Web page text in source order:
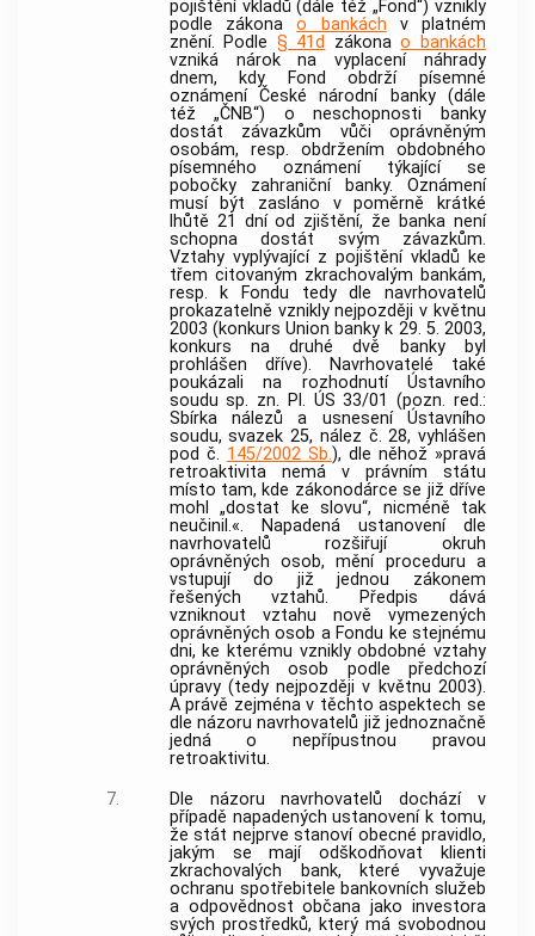
pojištění vkladů (dále též „Fond“) vznikly
podle zákonao bankách v platném
znění. Podle § 41d zákonao bankách
vzniká nárok na vyplacení náhrady
dnem, kdy Fond obdrží písemné
oznámení České národní
banky(dále
též „ČNB“) o neschopnosti
banky
dostát závazkům vůči oprávněným
osobám, resp. obdržením obdobného
písemného oznámení týkající se
pobočky zahraniční
banky. Oznámení
musí být zasláno v poměrně krátké
lhůtě 21 dní od zjištění, že banka není
schopna dostát svým závazkům.
Vztahy vyplývající z pojištění vkladů ke
třem citovaným zkrachovalým bankám,
resp. k Fondu tedy dle navrhovatelů
prokazatelně vznikly nejpozději v květnu
2003 (konkurs Union banky k 29. 5. 2003,
konkurs na druhé dvě
bankybyl
prohlášen dříve). Navrhovatelé také
poukázali na rozhodnutí Ústavního
soudu sp. zn. Pl. ÚS 33/01 (pozn. red.:
Sbírka nálezů a usnesení Ústavního
soudu, svazek 25, nález č. 28, vyhlášen
pod č. 145/2002 Sb.), dle něhož »pravá
retroaktivita nemá v právním státu
místo tam, kde zákonodárce se již dříve
mohl „dostat ke slovu“, nicméně tak
neučinil.«. Napadená ustanovení dle
navrhovatelů rozšiřují okruh
oprávněných osob, mění proceduru a
vstupují do již jednou zákonem
řešených vztahů. Předpis dává
vzniknout vztahu nově vymezených
oprávněných osob a Fondu ke stejnému
dni, ke kterému vznikly obdobné vztahy
oprávněných osob podle předchozí
úpravy (tedy nejpozději v květnu 2003).
A právě zejména v těchto aspektech se
dle názoru navrhovatelů již jednoznačně
jedná o nepřípustnou pravou
retroaktivitu.
7.
Dle názoru navrhovatelů dochází v
případě napadených ustanovení k tomu,
že stát nejprve stanoví obecné pravidlo,
jakým se mají odškodňovat klienti
zkrachovalých
bank, které vyvažuje
ochranu spotřebitele bankovních služeb
a odpovědnost občana jako investora
svých prostředků, který má svobodnou